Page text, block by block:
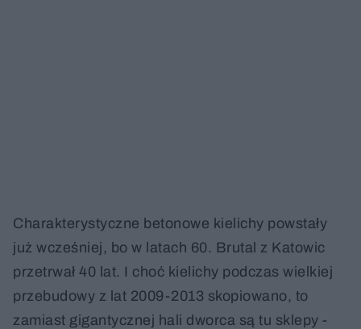
Charakterystyczne betonowe kielichy powstały
już wcześniej, bo w latach 60. Brutal z Katowic
przetrwał 40 lat. I choć kielichy podczas wielkiej
przebudowy z lat 2009-2013 skopiowano, to
zamiast gigantycznej hali dworca są tu sklepy -